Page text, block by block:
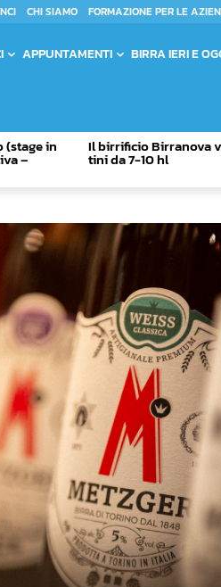
CHI SIAMO FORMAZIONE PER LE
APPUNTAMENTI BIRRA IERI E
(stage in
–
Il birrificio Birranova
tini da 7-10 hl